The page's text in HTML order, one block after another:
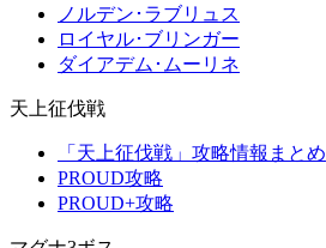
ノルデン･ラブリュス
ロイヤル･ブリンガー
ダイアデム･ムーリネ
天上征伐戦
「天上征伐戦」攻略情報まとめ
PROUD攻略
PROUD+攻略